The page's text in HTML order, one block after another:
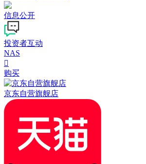
信息公开
投资者互动
NAS

购买
京东自营旗舰店